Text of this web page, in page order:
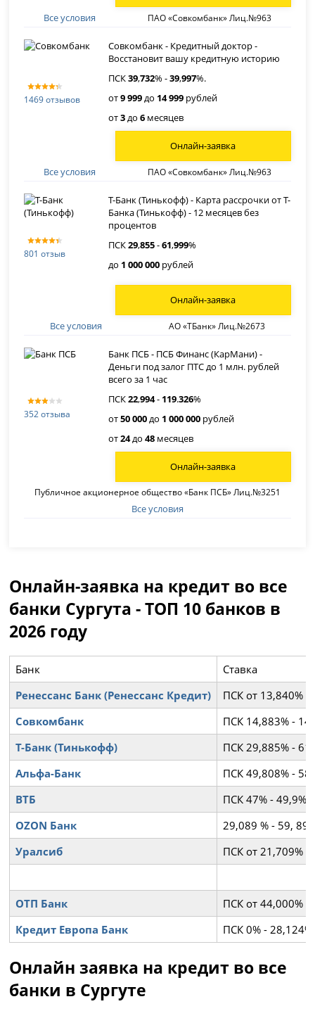
Все условия ПАО «Совкомбанк» Лиц.№963
1469 отзывов
Совкомбанк - Кредитный доктор -
Восстановит вашу кредитную историю
ПСК39,732% -39,997%.
от9 999до 14 999 рублей
от3до6 месяцев
Все условия ПАО «Совкомбанк» Лиц.№963
Онлайн-заявка
801 отзыв
Т-Банк (Тинькофф) - Карта рассрочки от Т-
Банка (Тинькофф) - 12 месяцев без
процентов
ПСК29,855-61,999%
до 1 000 000 рублей
Все условия АО «ТБанк» Лиц.№2673
Онлайн-заявка
352 отзыва
Банк ПСБ - ПСБ Финанс (КарМани) -
Деньги под залог ПТС до 1 млн. рублей
всего за 1 час
ПСК22,994- 119.326%
от50 000до 1 000 000 рублей
от24до48 месяцев
Все условия
Публичное акционерное общество «Банк ПСБ» Лиц.№3251
Онлайн-заявка
Онлайн-заявка на кредит во все
банки Сургута - ТОП 10 банков в
2026 году
Банк
Ставка
Ренессанс Банк (Ренессанс Кредит)
ПСК от 13,840%
Совкомбанк
ПСК 14,883% -
Т-Банк (Тинькофф)
ПСК 29,885% -
Альфа-Банк
ПСК 49,808% -
ВТБ
ПСК 47% - 49,9%
OZON Банк
29,089 % - 59,
Уралсиб
ПСК от 21,709%
ОТП Банк
ПСК от 44,000%
Кредит Европа Банк
ПСК 0% - 28,124%
Онлайн заявка на кредит во все
банки в Сургуте